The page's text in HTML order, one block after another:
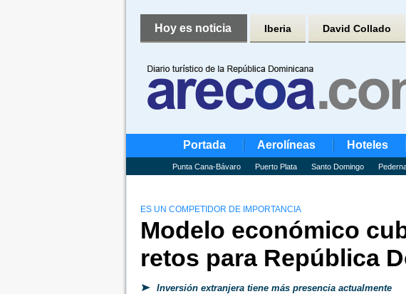
Hoy es noticia Iberia David Collado
Portada Aerolíneas Hoteles
Punta Cana-Bávaro Puerto Plata Santo Domingo
ES UN COMPETIDOR DE IMPORTANCIA
Modelo económico
retos para República
Inversión extranjera tiene más presencia actualmente